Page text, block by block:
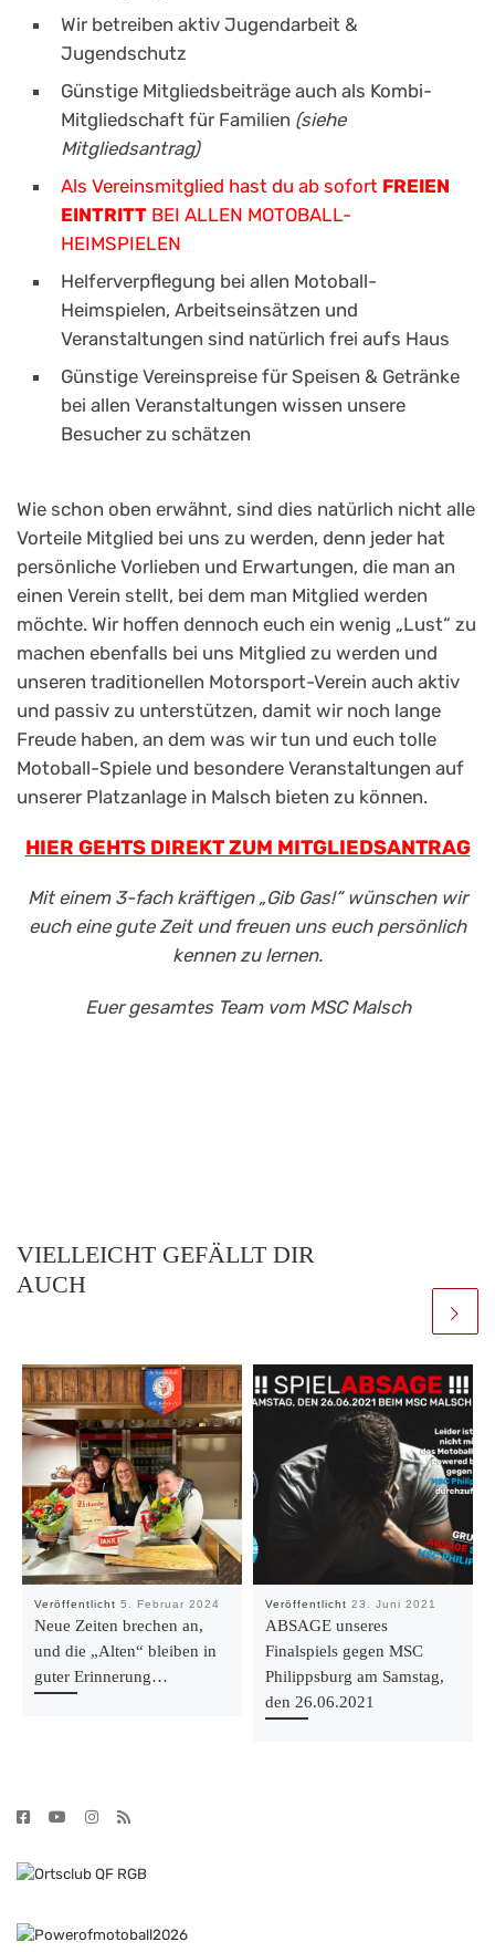
Wir betreiben aktiv Jugendarbeit &
Jugendschutz
Günstige Mitgliedsbeiträge auch als Kombi-
Mitgliedschaft für Familien (siehe
Mitgliedsantrag)
Als Vereinsmitglied hast du ab sofort FREIEN
EINTRITT BEI ALLEN MOTOBALL-
HEIMSPIELEN
Helferverpflegung bei allen Motoball-
Heimspielen, Arbeitseinsätzen und
Veranstaltungen sind natürlich frei aufs Haus
Günstige Vereinspreise für Speisen & Getränke
bei allen Veranstaltungen wissen unsere
Besucher zu schätzen
Wie schon oben erwähnt, sind dies natürlich nicht alle
Vorteile Mitglied bei uns zu werden, denn jeder hat
persönliche Vorlieben und Erwartungen, die man an
einen Verein stellt, bei dem man Mitglied werden
möchte. Wir hoffen dennoch euch ein wenig „Lust“ zu
machen ebenfalls bei uns Mitglied zu werden und
unseren traditionellen Motorsport-Verein auch aktiv
und passiv zu unterstützen, damit wir noch lange
Freude haben, an dem was wir tun und euch tolle
Motoball-Spiele und besondere Veranstaltungen auf
unserer Platzanlage in Malsch bieten zu können.
HIER GEHTS DIREKT ZUM MITGLIEDSANTRAG
Mit einem 3-fach kräftigen „Gib Gas!“ wünschen wir
euch eine gute Zeit und freuen uns euch persönlich
kennen zu lernen.
Euer gesamtes Team vom MSC Malsch
VIELLEICHT GEFÄLLT DIR
AUCH
Veröffentlicht 5. Februar 2024
Neue Zeiten brechen an,
und die „Alten“ bleiben in
guter Erinnerung…
Veröffentlicht 23. Juni 2021
ABSAGE unseres
Finalspiels gegen MSC
Philippsburg am Samstag,
den 26.06.2021